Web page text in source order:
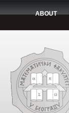
ABOUT